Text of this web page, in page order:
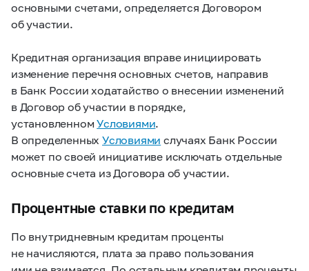
основными счетами, определяется Договором
об участии.
Кредитная организация вправе инициировать
изменение перечня основных счетов, направив
в Банк России ходатайство о внесении изменений
в Договор об участии в порядке,
установленномУсловиями.
В определенныхУсловиями случаях Банк России
может по своей инициативе исключать отдельные
основные счета из Договора об участии.
Процентные ставки по кредитам
По внутридневным кредитам проценты
не начисляются, плата за право пользования